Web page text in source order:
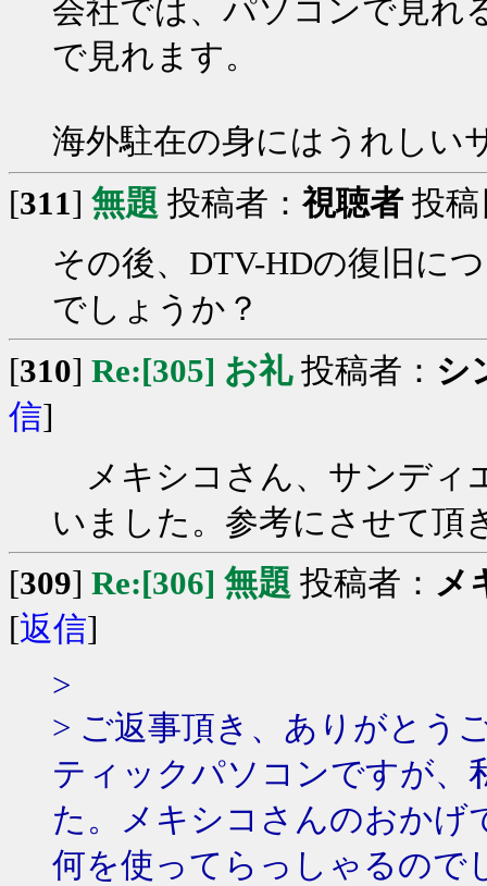
会社では、パソコンで見れ
で見れます。
海外駐在の身にはうれしい
[311] 無題 投稿者： 視聴者 投
その後、DTV-HDの復旧に
でしょうか？
[310] Re:[305] お礼投稿者： シ
信]
メキシコさん、サンディ
いました。参考にさせて頂
[309] Re:[306] 無題 投稿者： メ
[返信]
>
> ご返事頂き、ありがとう
ティックパソコンですが、
た。メキシコさんのおかげ
何を使ってらっしゃるので